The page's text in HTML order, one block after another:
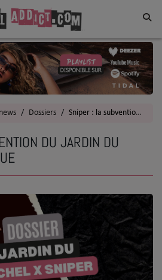
Dossiers Sniper : la subvention du Jardin du Michel suspendue
DU JARDIN DU